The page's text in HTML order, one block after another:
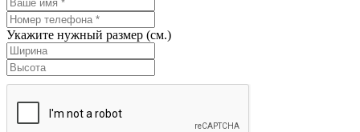
Укажите нужный размер (см.)